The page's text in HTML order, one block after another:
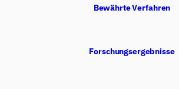
Bewährte Verfahren
Forschungsergebnisse